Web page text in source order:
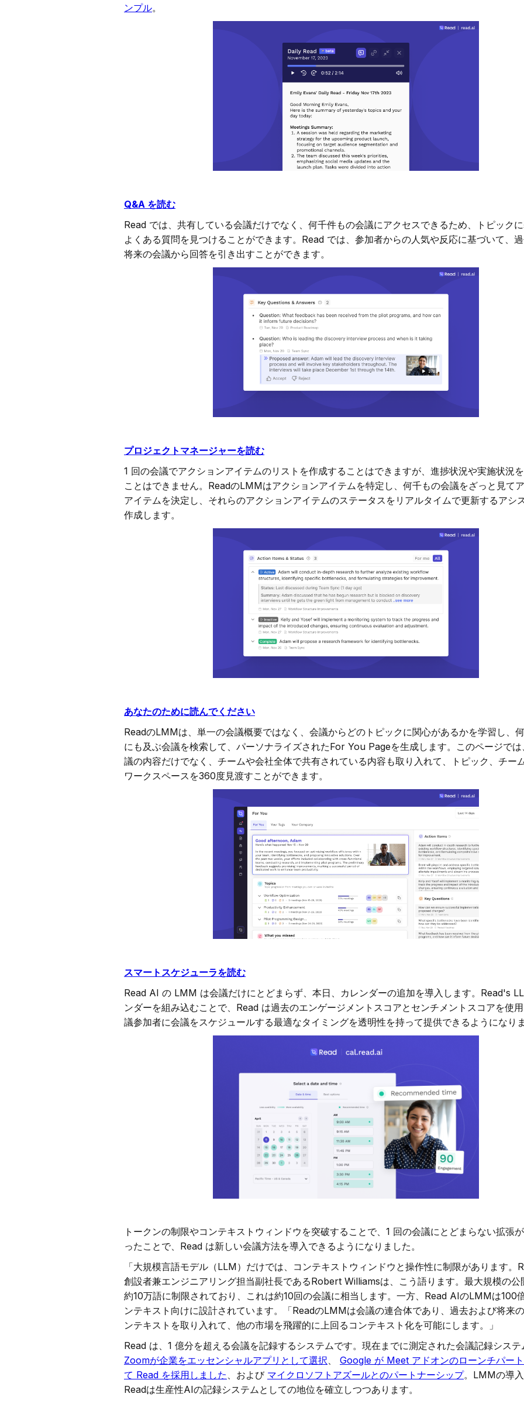
ンプル。
Q&A を読む
Read では、共有している会議だけでなく、何千件もの会議にアクセスできるため、トピック
よくある質問を見つけることができます。Read では、参加者からの人気や反応に基づいて、
将来の会議から回答を引き出すことができます。
プロジェクトマネージャーを読む
1 回の会議でアクションアイテムのリストを作成することはできますが、進捗状況や実施状況
ことはできません。ReadのLMMはアクションアイテムを特定し、何千もの会議をざっと見て
アイテムを決定し、それらのアクションアイテムのステータスをリアルタイムで更新するアシ
作成します。
あなたのために読んでください
ReadのLMMは、単一の会議概要ではなく、会議からどのトピックに関心があるかを学習し、
にも及ぶ会議を検索して、パーソナライズされたFor You Pageを生成します。このページでは
議の内容だけでなく、チームや会社全体で共有されている内容も取り入れて、トピック、チー
ワークスペースを360度見渡すことができます。
スマートスケジューラを読む
Read AI の LMM は会議だけにとどまらず、本日、カレンダーの追加を導入します。Read's
ンダーを組み込むことで、Read は過去のエンゲージメントスコアとセンチメントスコアを使
議参加者に会議をスケジュールする最適なタイミングを透明性を持って提供できるようになりま
トークンの制限やコンテキストウィンドウを突破することで、1 回の会議にとどまらない拡張
ったことで、Read は新しい会議方法を導入できるようになりました。
「大規模言語モデル（LLM）だけでは、コンテキストウィンドウと操作性に制限があります。
創設者兼エンジニアリング担当副社長であるRobert Williamsは、こう語ります。最大規模の公
約10万語に制限されており、これは約10回の会議に相当します。一方、Read AIのLMMは100
ンテキスト向けに設計されています。「ReadのLMMは会議の連合体であり、過去および将来
ンテキストを取り入れて、他の市場を飛躍的に上回るコンテキスト化を可能にします。」
Read は、1 億分を超える会議を記録するシステムです。現在までに測定された会議記録システ
Zoomが企業をエッセンシャルアプリとして選択、 Google が Meet アドオンのローンチパー
て Read を採用しました 、および マイクロソフトアズールとのパートナーシップ。LMMの導入
Readは生産性AIの記録システムとしての地位を確立しつつあります。